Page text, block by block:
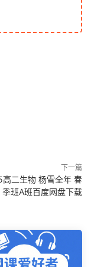
下一篇
二生物 杨雪全年 春
季班A班百度网盘下载